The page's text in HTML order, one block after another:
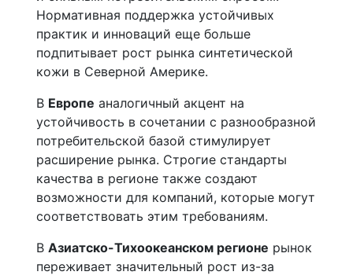
Нормативная поддержка устойчивых
практик и инноваций еще больше
подпитывает рост рынка синтетической
кожи в Северной Америке.
В Европе аналогичный акцент на
устойчивость в сочетании с разнообразной
потребительской базой стимулирует
расширение рынка. Строгие стандарты
качества в регионе также создают
возможности для компаний, которые могут
соответствовать этим требованиям.
В Азиатско-Тихоокеанском регионе рынок
переживает значительный рост из-за